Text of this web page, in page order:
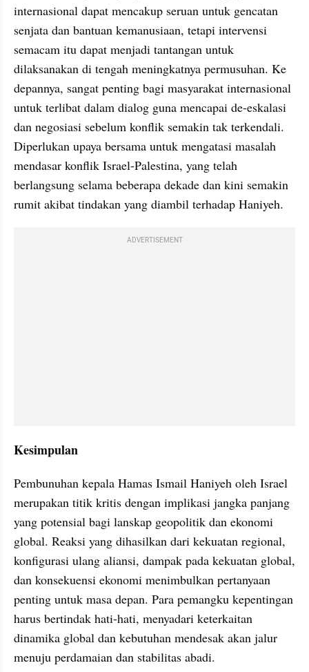
internasional dapat mencakup seruan untuk gencatan
senjata dan bantuan kemanusiaan, tetapi intervensi
semacam itu dapat menjadi tantangan untuk
dilaksanakan di tengah meningkatnya permusuhan. Ke
depannya, sangat penting bagi masyarakat internasional
untuk terlibat dalam dialog guna mencapai de-eskalasi
dan negosiasi sebelum konflik semakin tak terkendali.
Diperlukan upaya bersama untuk mengatasi masalah
mendasar konflik Israel-Palestina, yang telah
berlangsung selama beberapa dekade dan kini semakin
rumit akibat tindakan yang diambil terhadap Haniyeh.
ADVERTISEMENT
Kesimpulan
Pembunuhan kepala Hamas Ismail Haniyeh oleh Israel
merupakan titik kritis dengan implikasi jangka panjang
yang potensial bagi lanskap geopolitik dan ekonomi
global. Reaksi yang dihasilkan dari kekuatan regional,
konfigurasi ulang aliansi, dampak pada kekuatan global,
dan konsekuensi ekonomi menimbulkan pertanyaan
penting untuk masa depan. Para pemangku kepentingan
harus bertindak hati-hati, menyadari keterkaitan
dinamika global dan kebutuhan mendesak akan jalur
menuju perdamaian dan stabilitas abadi.